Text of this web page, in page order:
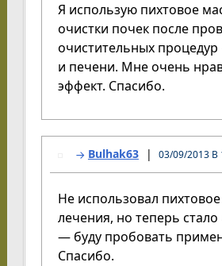
Я использую пихтовое
очистки почек после
очистительных
и печени. Мне очень
эффект. Спасибо.
Bulhak63 03/09/2013 В
Не использовал
лечения, но теперь
— буду пробовать
Спасибо.